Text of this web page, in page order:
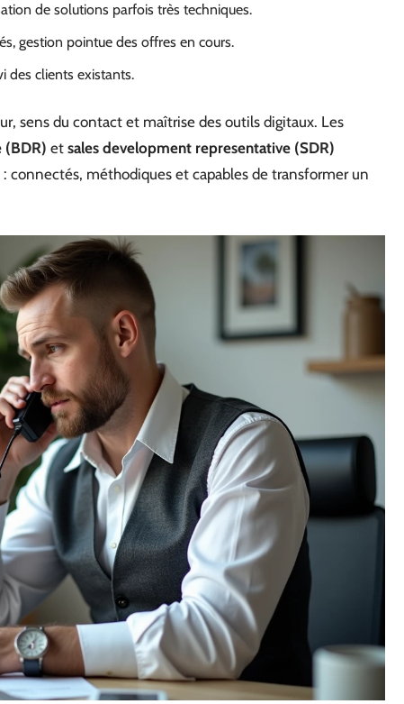
de solutions parfois très techniques.
gestion pointue des offres en cours.
des clients existants.
sens du contact et maîtrise des outils digitaux. Les
(BDR) et sales development representative (SDR)
méthodiques et capables de transformer un